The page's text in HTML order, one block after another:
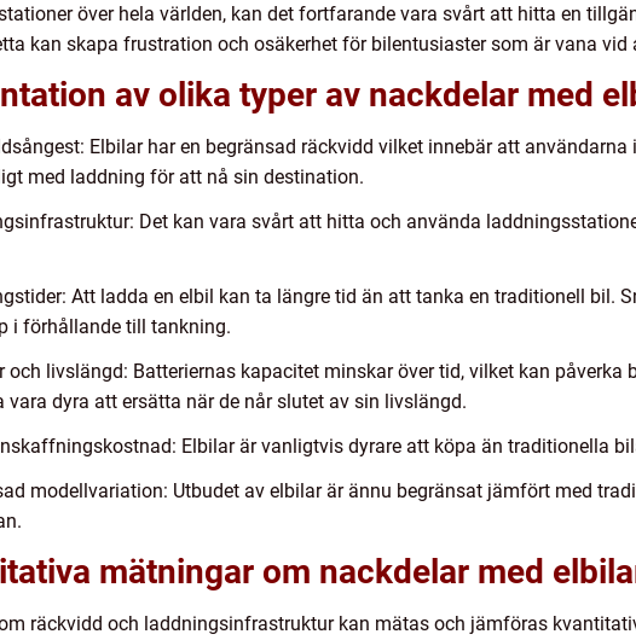
över hela världen, kan det fortfarande vara svårt att hitta en
kan skapa frustration och osäkerhet för bilentusiaster som är vana
av olika typer av nackdelar med
Elbilar har en begränsad räckvidd vilket innebär att
med laddning för att nå sin destination.
Det kan vara svårt att hitta och använda
Att ladda en elbil kan ta längre tid än att tanka en traditionell bil.
i förhållande till tankning.
och livslängd: Batteriernas kapacitet minskar över tid, vilket kan påverka
vara dyra att ersätta när de når slutet av sin livslängd.
Elbilar är vanligtvis dyrare att köpa än traditionella
modellvariation: Utbudet av elbilar är ännu begränsat jämfört med
mätningar om nackdelar med
räckvidd och laddningsinfrastruktur kan mätas och jämföras